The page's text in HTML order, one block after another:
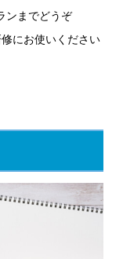
までどうぞ
にお使いください